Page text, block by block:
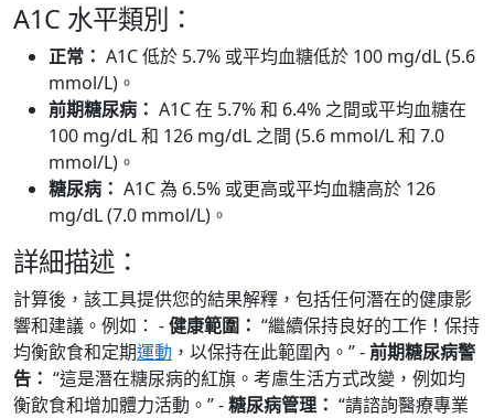
A1C 水平類別：
正常： A1C 低於 5.7% 或平均血糖低於 100 mg/dL (5.6
mmol/L)。
前期糖尿病： A1C 在 5.7% 和 6.4% 之間或平均血糖在
100 mg/dL 和 126 mg/dL 之間 (5.6 mmol/L 和 7.0
mmol/L)。
糖尿病： A1C 為 6.5% 或更高或平均血糖高於 126
mg/dL (7.0 mmol/L)。
詳細描述：
計算後，該工具提供您的結果解釋，包括任何潛在的健康影
響和建議。例如： -健康範圍： “繼續保持良好的工作！保持
均衡飲食和定期運動 ，以保持在此範圍內。” -前期糖尿病警
告： “這是潛在糖尿病的紅旗。考慮生活方式改變，例如均
衡飲食和增加體力活動。” -糖尿病管理： “請諮詢醫療專業